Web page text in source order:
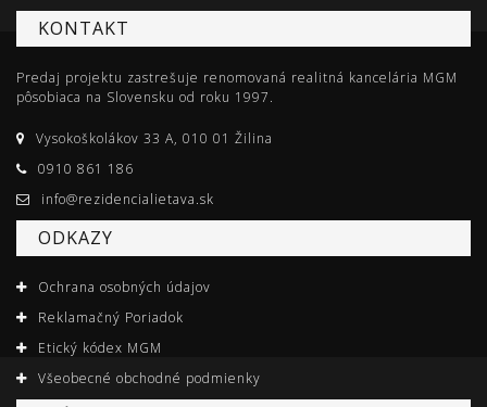
KONTAKT
Predaj projektu zastrešuje renomovaná realitná kancelária MGM
pôsobiaca na Slovensku od roku 1997.
Vysokoškolákov 33 A, 010 01 Žilina
0910 861 186
info@rezidencialietava.sk
ODKAZY
Ochrana osobných údajov
Reklamačný Poriadok
Etický kódex MGM
Všeobecné obchodné podmienky